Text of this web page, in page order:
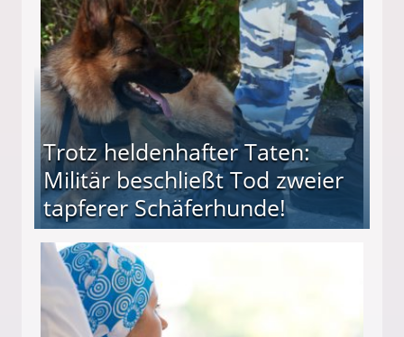
Trotz heldenhafter Taten:
Militär beschließt Tod zweier
tapferer Schäferhunde!
Tod zweier tapferer Schäferhunde!